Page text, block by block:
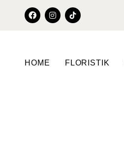
HOME FLORISTIK